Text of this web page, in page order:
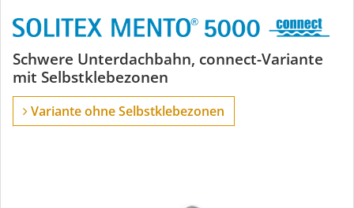
SOLITEX
MENTO
5000
Schwere Unterdachbahn, connect-Variante
mit Selbstklebezonen
Variante ohne Selbstklebezonen